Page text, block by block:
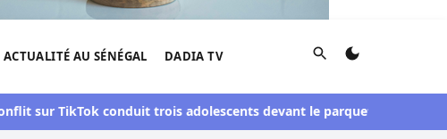
ACTUALITÉ AU SÉNÉGAL DADIA TV Rechercher
TikTok conduit trois adolescents devant le parquet Contrôle des